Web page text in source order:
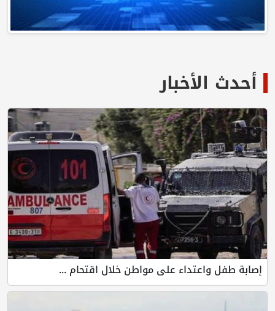
أحدث الأخبار
إصابة طفل واعتداء على مواطن خلال اقتحام ...